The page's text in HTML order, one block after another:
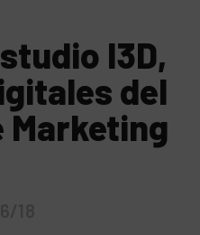
I3D,
del
Marketing